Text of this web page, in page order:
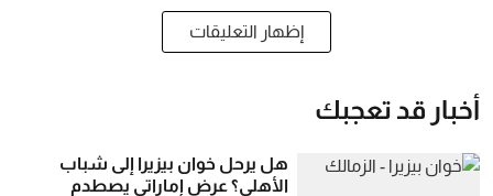
إظهار التعليقات
أخبار قد تعجبك
هل يرحل خوان بيزيرا إلى شباب
الأهلي؟ عرض إماراتي يصطدم